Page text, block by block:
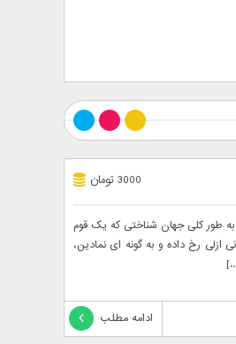
3000 تومان
به طور کلی جهان شناختی که یک قوم
رخ داده و به گونه ای نمادین،
ادامه مطلب